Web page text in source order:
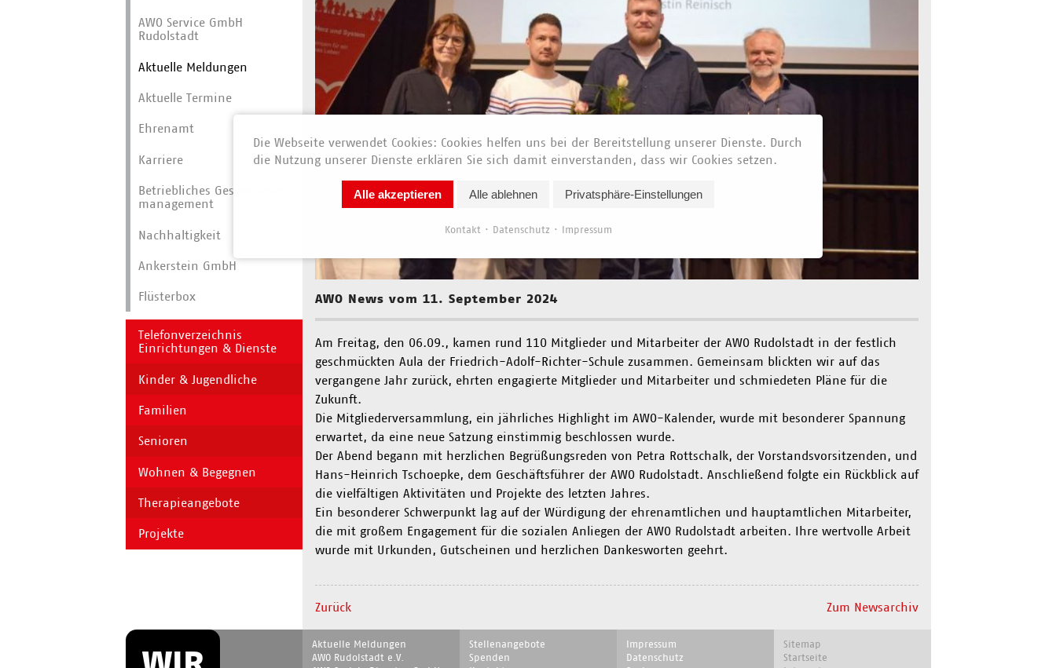
AWO News vom 11. September 2024
Am Freitag, den 06.09., kamen rund 110 Mitglieder und Mitarbeiter der AWO Rudolstadt in der festlich
geschmückten Aula der Friedrich-Adolf-Richter-Schule zusammen. Gemeinsam blickten wir auf das
vergangene Jahr zurück, ehrten engagierte Mitglieder und Mitarbeiter und schmiedeten Pläne für die
Zukunft.
Die Mitgliederversammlung, ein jährliches Highlight im AWO-Kalender, wurde mit besonderer Spannung
erwartet, da eine neue Satzung einstimmig beschlossen wurde.
Der Abend begann mit herzlichen Begrüßungsreden von Petra Rottschalk, der Vorstandsvorsitzenden, und
Hans-Heinrich Tschoepke, dem Geschäftsführer der AWO Rudolstadt. Anschließend folgte ein Rückblick auf
die vielfältigen Aktivitäten und Projekte des letzten Jahres.
Ein besonderer Schwerpunkt lag auf der Würdigung der ehrenamtlichen und hauptamtlichen Mitarbeiter,
die mit großem Engagement für die sozialen Anliegen der AWO Rudolstadt arbeiten. Ihre wertvolle Arbeit
wurde mit Urkunden, Gutscheinen und herzlichen Dankesworten geehrt.
Zurück Zum Newsarchiv
AWO Service GmbH
Rudolstadt
Aktuelle Meldungen
Aktuelle Termine
Ehrenamt
Karriere
Betriebliches Gesundheits­
manage­ment
Nachhaltigkeit
Ankerstein GmbH
Flüsterbox
Telefonverzeichnis
Einrichtungen & Dienste
Kinder & Jugendliche
Familien
Senioren
Wohnen & Begegnen
Therapieangebote
Projekte
Navigation
überspringen
Navigation
überspringen
Aktuelle Meldungen
AWO Rudolstadt e.V.
Navigation
überspringen
Stellenangebote
Spenden
Navigation
überspringen
Impressum
Datenschutz
Navigation
überspringen
Sitemap
Startseite
Die Webseite verwendet Cookies: Cookies helfen uns bei der Bereitstellung unserer Dienste. Durch
die Nutzung unserer Dienste erklären Sie sich damit einverstanden, dass wir Cookies setzen.
Alle akzeptieren Alle ablehnen Privatsphäre-Einstellungen
Kontakt Datenschutz Impressum